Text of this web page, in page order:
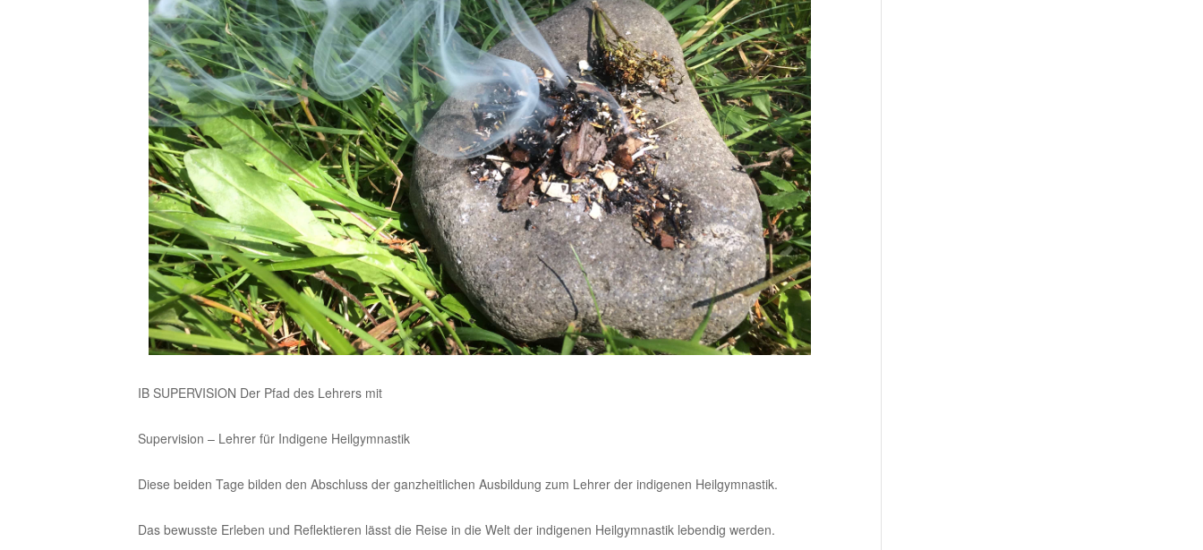
IB SUPERVISION Der Pfad des Lehrers mit
Supervision – Lehrer für Indigene Heilgymnastik
Diese beiden Tage bilden den Abschluss der ganzheitlichen Ausbildung zum Lehrer der indigenen Heilgymnastik.
Das bewusste Erleben und Reflektieren lässt die Reise in die Welt der indigenen Heilgymnastik lebendig werden.